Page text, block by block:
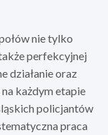
nie tylko
perfekcyjnej
działanie oraz
każdym etapie
policjantów
praca